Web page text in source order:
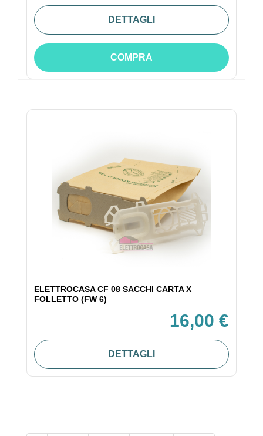
DETTAGLI
COMPRA
ELETTROCASA CF 08 SACCHI CARTA X
FOLLETTO (FW 6)
16,00 €
DETTAGLI